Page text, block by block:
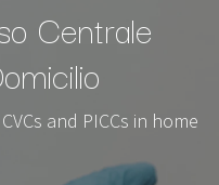
Centrale
and PICCs in home